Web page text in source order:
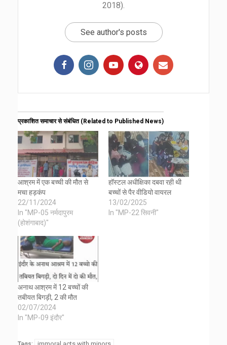
2018).
See author's posts
प्रकाशित समाचार से संबंधित (Related to Published News)
आश्रम में एक बच्ची की मौत से
मचा हड़कंप
22/11/2024
In "MP-05 नर्मदापुरम
(होशंगाबाद)"
हॉस्टल अधीक्षिका दबवा रही थी
बच्चों से पैर वीडियो वायरल
13/02/2025
In "MP-22 सिवनी"
अनाथ आश्रम में 12 बच्चों की
तबीयत बिगड़ी, 2 की मौत
02/07/2024
In "MP-09 इंदौर"